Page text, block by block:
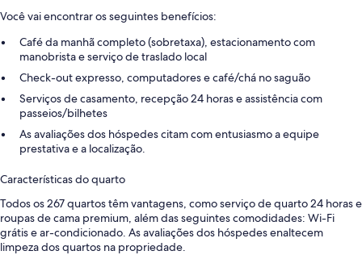
Você vai encontrar os seguintes benefícios:
Café da manhã completo (sobretaxa), estacionamento com
manobrista e serviço de traslado local
Check-out expresso, computadores e café/chá no saguão
Serviços de casamento, recepção 24 horas e assistência com
passeios/bilhetes
As avaliações dos hóspedes citam com entusiasmo a equipe
prestativa e a localização.
Características do quarto
Todos os 267 quartos têm vantagens, como serviço de quarto 24 horas e
roupas de cama premium, além das seguintes comodidades: Wi-Fi
grátis e ar-condicionado. As avaliações dos hóspedes enaltecem
limpeza dos quartos na propriedade.